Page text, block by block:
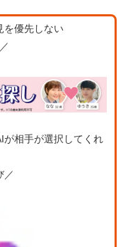
を優先しない
が相手が選択してくれ
／